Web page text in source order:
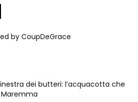
by CoupDeGrace
dei butteri: l’acquacotta che